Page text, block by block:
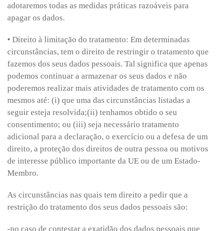
adotaremos todas as medidas práticas razoáveis para
apagar os dados.
• Direito à limitação do tratamento: Em determinadas
circunstâncias, tem o direito de restringir o tratamento que
fazemos dos seus dados pessoais. Tal significa que apenas
podemos continuar a armazenar os seus dados e não
poderemos realizar mais atividades de tratamento com os
mesmos até: (i) que uma das circunstâncias listadas a
seguir esteja resolvida;(ii) tenhamos obtido o seu
consentimento; ou (iii) seja necessário tratamento
adicional para a declaração, o exercício ou a defesa de um
direito, a proteção dos direitos de outra pessoa ou motivos
de interesse público importante da UE ou de um Estado-
Membro.
As circunstâncias nas quais tem direito a pedir que a
restrição do tratamento dos seus dados pessoais são:
-no caso de contestar a exatidão dos dados pessoais que